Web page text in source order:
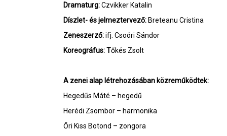
Dramaturg:Czvikker Katalin
Díszlet- és jelmeztervező: Breteanu Cristina
Zeneszerző:ifj. Csoóri Sándor
Koreográfus: Tőkés Zsolt
A zenei alap létrehozásában közreműködtek:
Hegedűs Máté – hegedű
Herédi Zsombor – harmonika
Őri Kiss Botond – zongora